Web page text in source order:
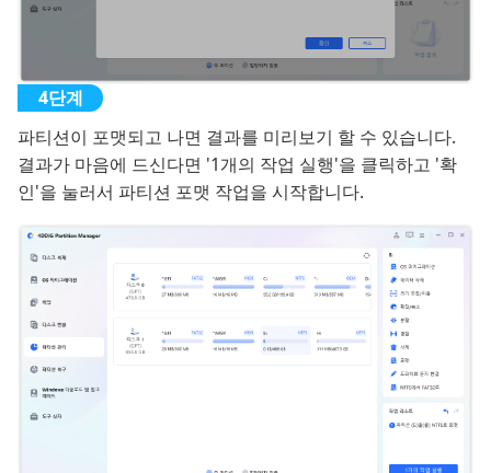
파티션이 포맷되고 나면 결과를 미리보기 할 수 있습니다.
결과가 마음에 드신다면 '1개의 작업 실행'을 클릭하고 '확
인'을 눌러서 파티션 포맷 작업을 시작합니다.